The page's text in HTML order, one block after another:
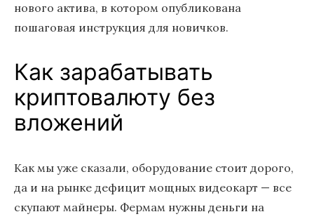
нового актива, в котором опубликована
пошаговая инструкция для новичков.
Как зарабатывать
криптовалюту без
вложений
Как мы уже сказали, оборудование стоит дорого,
да и на рынке дефицит мощных видеокарт — все
скупают майнеры. Фермам нужны деньги на